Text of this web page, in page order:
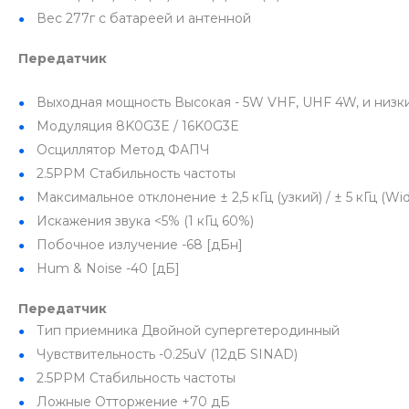
Вес 277г с батареей и антенной
Передатчик
Выходная мощность Высокая - 5W VHF, UHF 4W, и
Модуляция 8K0G3E / 16K0G3E
Осциллятор Метод ФАПЧ
2.5PPM Стабильность частоты
Максимальное отклонение ± 2,5 кГц (узкий) / ± 5 кГц
Искажения звука <5% (1 кГц 60%)
Побочное излучение -68 [дБн]
Hum & Noise -40 [дБ]
Передатчик
Тип приемника Двойной супергетеродинный
Чувствительность -0.25uV (12дБ SINAD)
2.5PPM Стабильность частоты
Ложные Отторжение +70 дБ